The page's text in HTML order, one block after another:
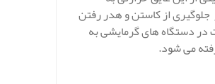
جلوگیری از کاستن و هدر رفتن
در دستگاه های گرمایشی به
می شود.